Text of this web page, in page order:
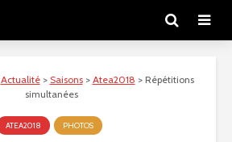
Actualité> Saisons> Atea2018 > Répétitions
simultanées
ATEA2018 PHOTOS